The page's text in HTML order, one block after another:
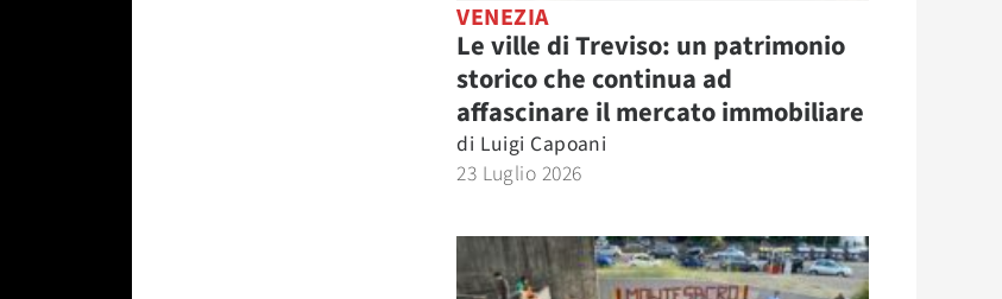
VENEZIA
Le ville di Treviso: un patrimonio
storico che continua ad
affascinare il mercato immobiliare
di Luigi Capoani
23 Luglio 2026